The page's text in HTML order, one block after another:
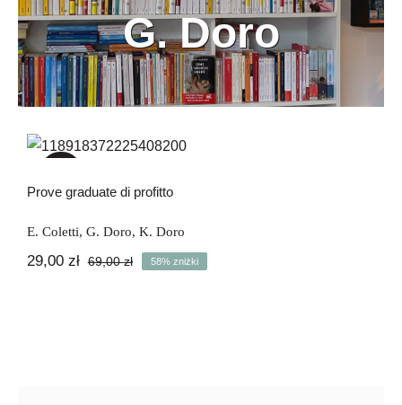
Tłumaczenia
O Firmie
Kontakt
G. Doro
Prove graduate di profitto
Prove graduate di profitto
E. Coletti, G. Doro, K. Doro
69,00złPierwotna
29,00 zł
Aktualna
58% zniżki